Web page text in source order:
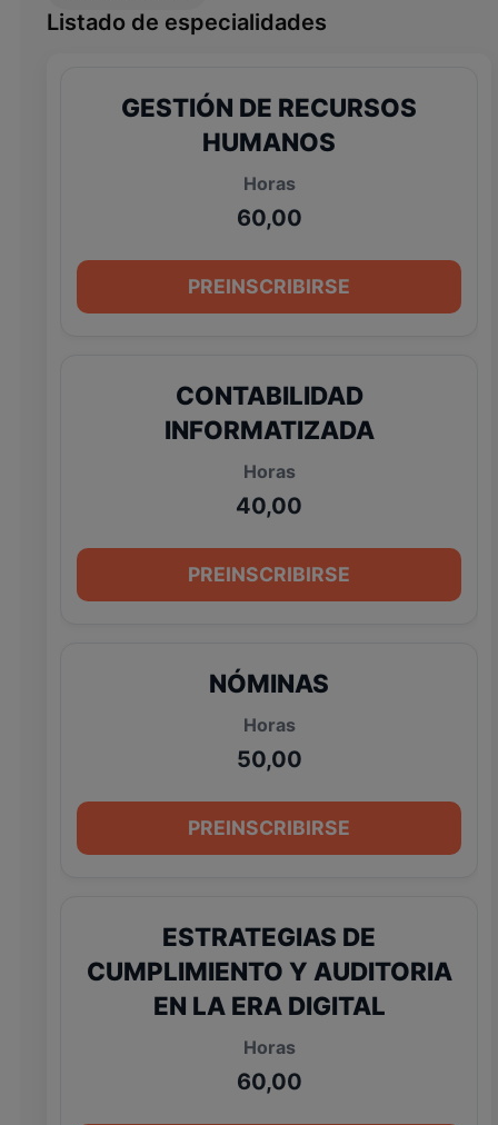
Listado de especialidades
GESTIÓN DE RECURSOS
HUMANOS
60,00
PREINSCRIBIRSE
CONTABILIDAD
INFORMATIZADA
40,00
PREINSCRIBIRSE
NÓMINAS
50,00
PREINSCRIBIRSE
ESTRATEGIAS DE
CUMPLIMIENTO Y AUDITORIA
EN LA ERA DIGITAL
60,00